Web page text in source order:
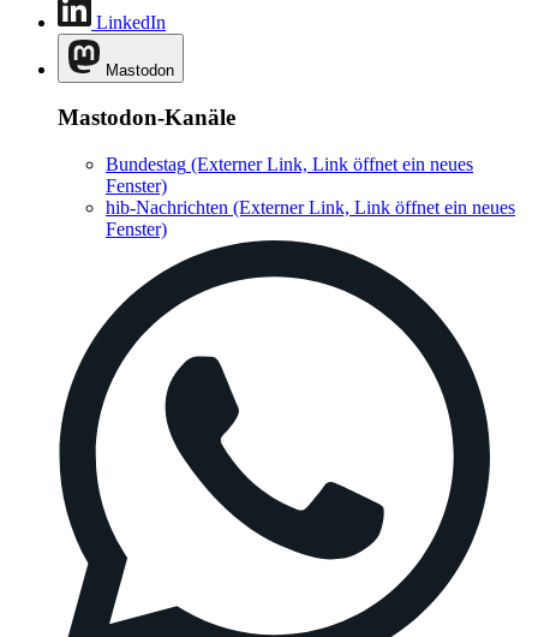
LinkedIn
Mastodon
Mastodon-Kanäle
Bundestag (Externer Link, Link öffnet ein neues
Fenster)
hib-Nachrichten (Externer Link, Link öffnet ein neues
Fenster)